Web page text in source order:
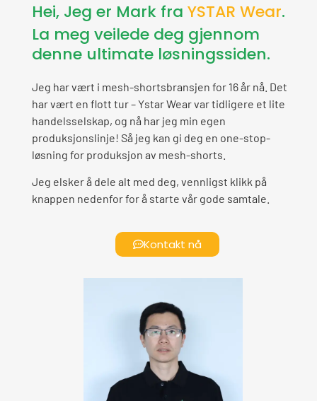
Hei, Jeg er Mark fra YSTAR Wear.
La meg veilede deg gjennom
denne ultimate løsningssiden.
Jeg har vært i mesh-shortsbransjen for 16 år nå. Det
har vært en flott tur – Ystar Wear var tidligere et lite
handelsselskap, og nå har jeg min egen
produksjonslinje! Så jeg kan gi deg en one-stop-
løsning for produksjon av mesh-shorts.
Jeg elsker å dele alt med deg, vennligst klikk på
knappen nedenfor for å starte vår gode samtale.
Kontakt nå